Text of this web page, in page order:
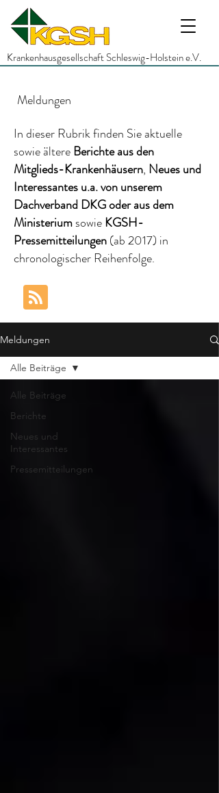
Krankenhausgesellschaft Schleswig-Holstein e.V.
Meldungen
In dieser Rubrik finden Sie aktuelle
sowie ältereBerichteaus den
Mitglieds-Krankenhäusern, Neues und
Interessantesu.a.von unserem
Dachverband DKGoder aus dem
MinisteriumsowieKGSH-
Pressemitteilungen(ab 2017) in
chronologischer Reihenfolge.
Meldungen
Alle Beiträge
Berichte
Neues und
Interessantes
Pressemitteilungen
Alle Beiträge